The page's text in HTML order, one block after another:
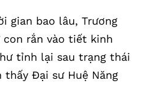
gian bao lâu, Trương
con rắn vào tiết kinh
tỉnh lại sau trạng thái
Đại sư Huệ Năng